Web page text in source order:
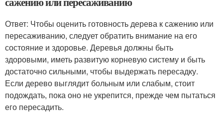
Ответ: Чтобы оценить готовность дерева к сажению или
пересаживанию, следует обратить внимание на его
состояние и здоровье. Деревья должны быть
здоровыми, иметь развитую корневую систему и быть
достаточно сильными, чтобы выдержать пересадку.
Если дерево выглядит больным или слабым, стоит
подождать, пока оно не укрепится, прежде чем пытаться
его пересадить.